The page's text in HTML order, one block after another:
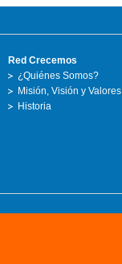
Red Crecemos
¿Quiénes Somos?
Misión, Visión y Valores
Historia